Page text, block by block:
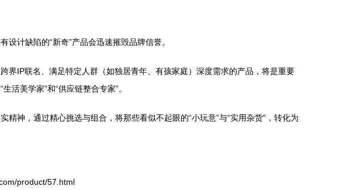
计缺陷的“新奇”产品会迅速摧毁品牌信誉。
界IP联名、满足特定人群（如独居青年、有孩家庭）深度需求的产品，将是重要
活美学家”和“供应链整合专家”。
神，通过精心挑选与组合，将那些看似不起眼的“小玩意”与“实用杂货”，转化为
product/57.html